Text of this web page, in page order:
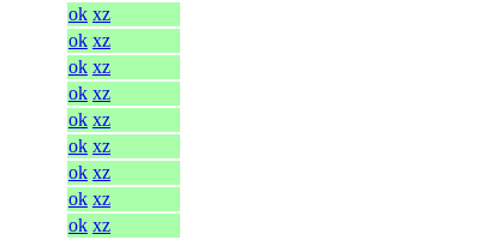
ok xz
ok xz
ok xz
ok xz
ok xz
ok xz
ok xz
ok xz
ok xz